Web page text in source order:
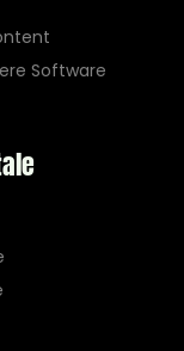
Software